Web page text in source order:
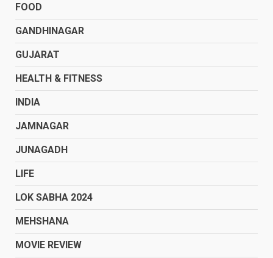
FOOD
GANDHINAGAR
GUJARAT
HEALTH & FITNESS
INDIA
JAMNAGAR
JUNAGADH
LIFE
LOK SABHA 2024
MEHSHANA
MOVIE REVIEW